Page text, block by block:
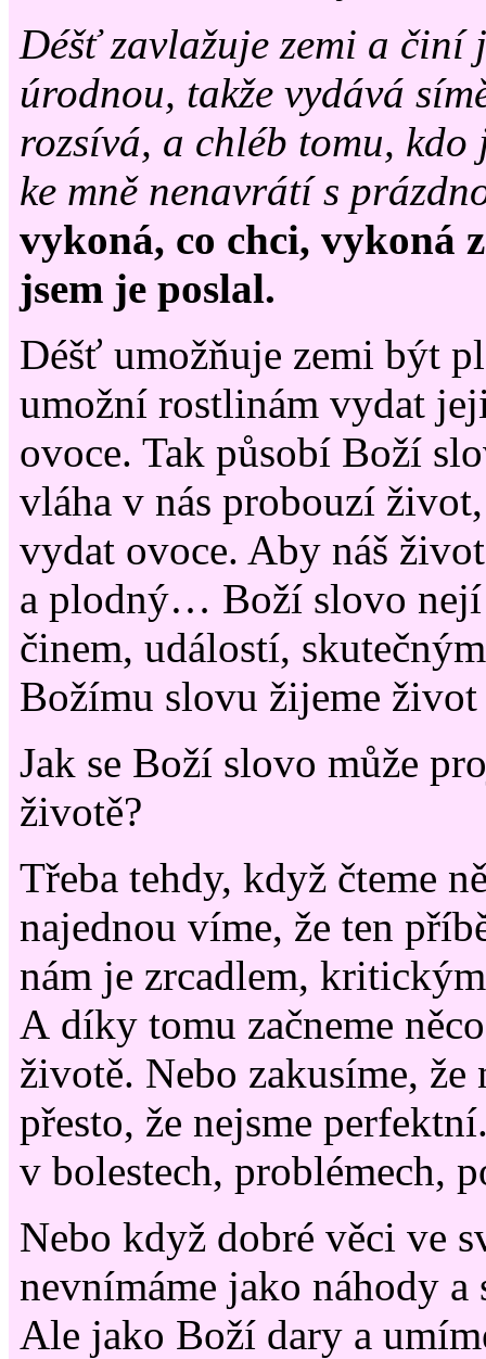
Déšť zavlažuje zemi a činí
úrodnou, takže vydává
rozsívá, a chléb tomu,
ke mně nenavrátí s
vykoná, co chci, vykoná
jsem je poslal.
Déšť umožňuje zemi být
umožní rostlinám vydat
ovoce. Tak působí Boží
vláha v nás probouzí
vydat ovoce. Aby náš
a plodný… Boží slovo nejí
činem, událostí,
Božímu slovu žijeme
Jak se Boží slovo může
životě?
Třeba tehdy, když čteme
najednou víme, že ten
nám je zrcadlem,
A díky tomu začneme
životě. Nebo zakusíme,
přesto, že nejsme
v bolestech, problémech,
Nebo když dobré věci ve
nevnímáme jako náhody a
Ale jako Boží dary a